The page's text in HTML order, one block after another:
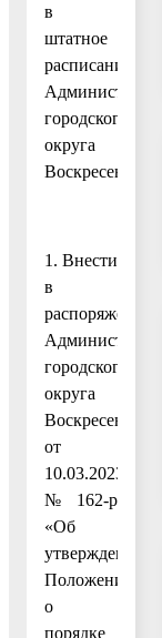
в
штатное
расписание
Администрации
городского
округа
Воскресенск:
1. Внести
в
распоряжение
Администрации
городского
округа
Воскресенск
от
10.03.2023
№ 162-р
«Об
утверждении
Положения
о
порядке